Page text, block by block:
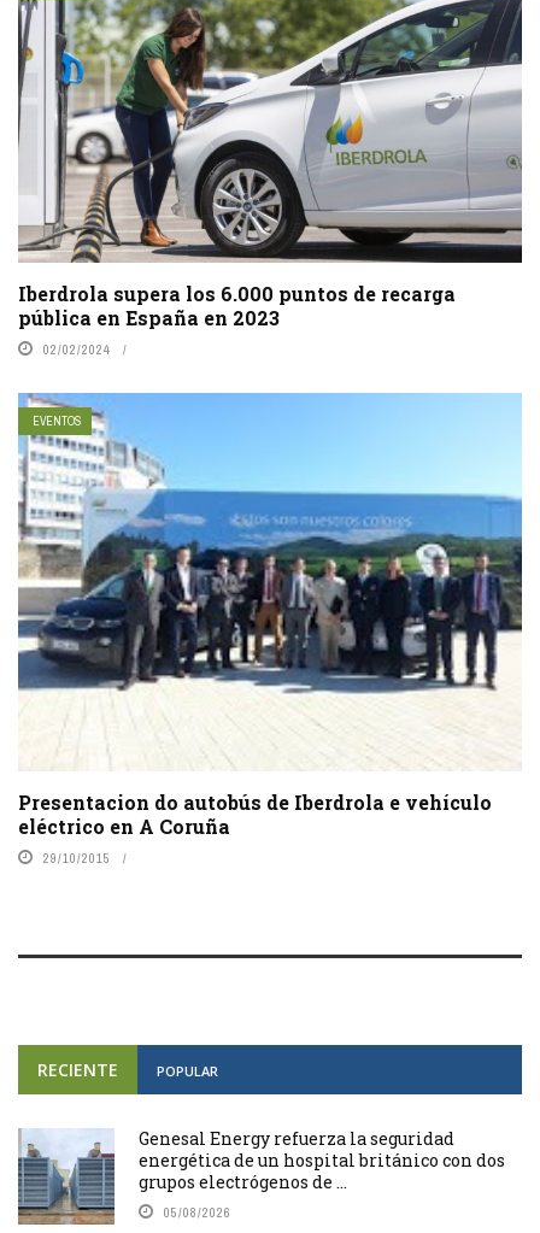
Iberdrola supera los 6.000 puntos de recarga
pública en España en 2023
02/02/2024
EVENTOS
Presentacion do autobús de Iberdrola e vehículo
eléctrico en A Coruña
29/10/2015
RECIENTE POPULAR
Genesal Energy refuerza la seguridad
energética de un hospital británico con dos
grupos electrógenos de ...
05/08/2026